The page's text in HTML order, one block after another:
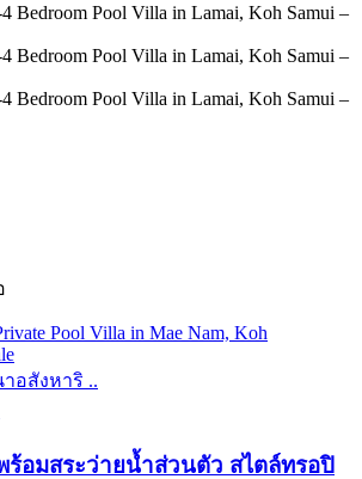
อสังหาริ ..
ร้อมสระว่ายน้ำส่วนตัว สไตล์ทรอปิ